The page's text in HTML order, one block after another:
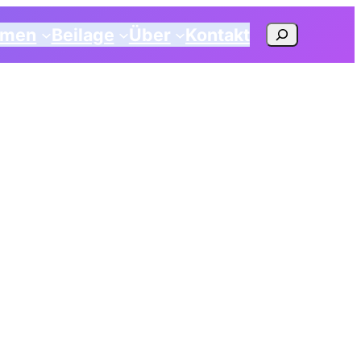
Beilage Über Kontakt Suchen